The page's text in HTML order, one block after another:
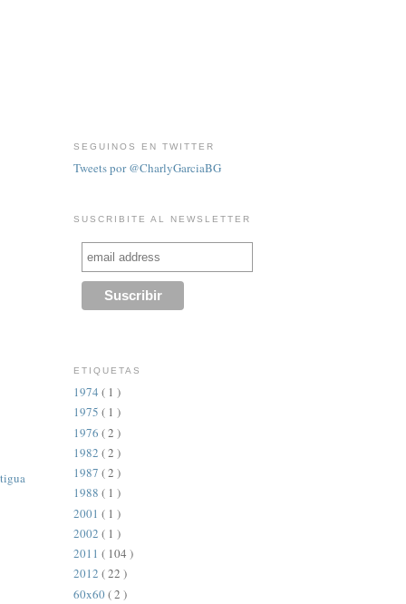
SEGUINOS EN TWITTER
Tweets por @CharlyGarciaBG
SUSCRIBITE AL NEWSLETTER
ETIQUETAS
1974 ( 1 )
1975 ( 1 )
1976 ( 2 )
1982 ( 2 )
1987 ( 2 )
1988 ( 1 )
2001 ( 1 )
2002 ( 1 )
2011 ( 104 )
2012 ( 22 )
60x60( 2 )